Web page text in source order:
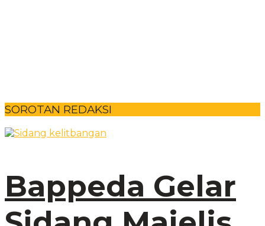
SOROTAN REDAKSI
Bappeda Gelar